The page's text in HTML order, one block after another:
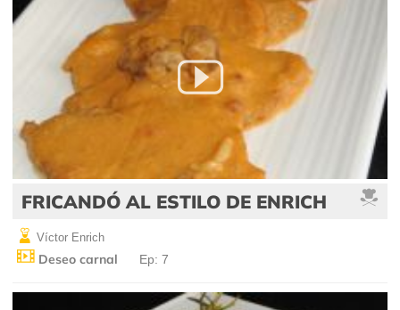
FRICANDÓ AL ESTILO DE ENRICH
Víctor Enrich
Deseo carnal Ep: 7